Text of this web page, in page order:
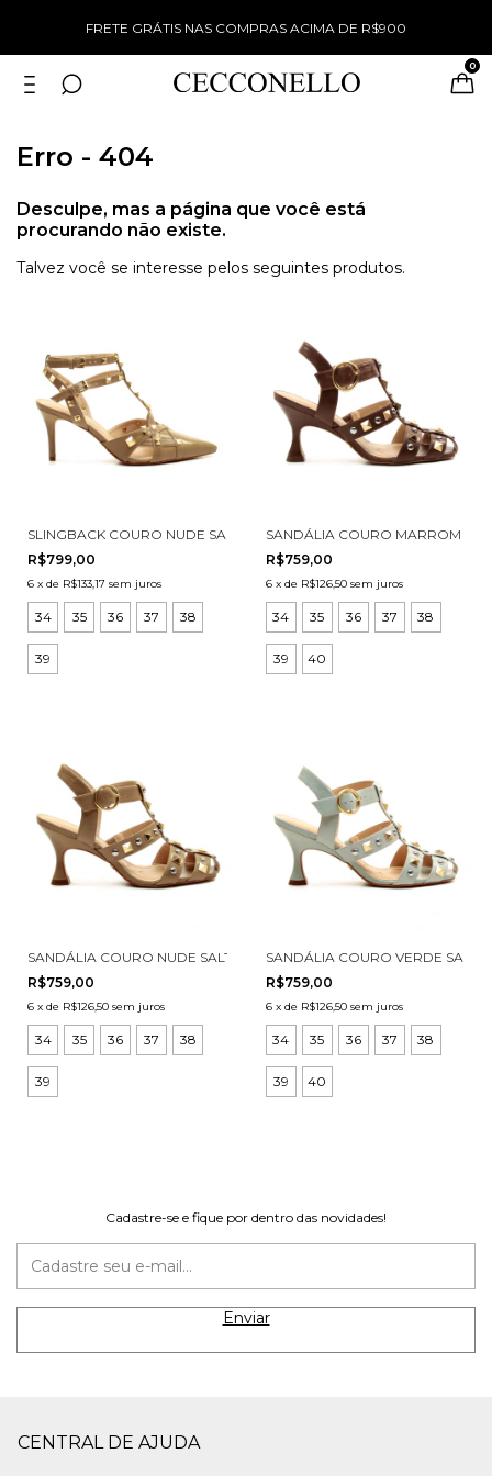
FRETE GRÁTIS NAS COMPRAS ACIMA DE R$900
0
Erro - 404
Desculpe, mas a página que você está
procurando não existe.
Talvez você se interesse pelos seguintes produtos.
SLINGBACK COURO NUDE SALTO MÉDIO CECCONELLO 3006002-2
R$799,00
6 x de R$133,17 sem juros
34 35 36 37 38
39
SANDÁLIA COURO MARROM
R$759,00
6 x de R$126,50 sem juros
34 35 36 37 38
39 40
SANDÁLIA COURO NUDE SALTO MÉDIO CECCONELLO 3031001-1
R$759,00
6 x de R$126,50 sem juros
34 35 36 37 38
39
SANDÁLIA COURO VERDE
R$759,00
6 x de R$126,50 sem juros
34 35 36 37 38
39 40
Cadastre-se e fique por dentro das novidades!
CENTRAL DE AJUDA